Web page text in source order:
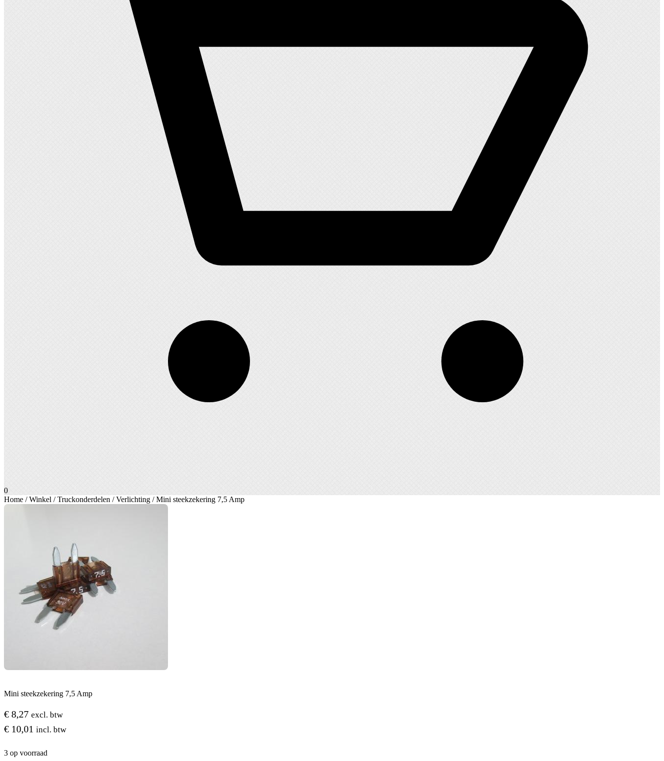
0
Home /Winkel /Truckonderdelen /Verlichting / Mini steekzekering 7,5 Amp
Mini steekzekering 7,5 Amp
€ 8,27 excl. btw
€ 10,01 incl. btw
3 op voorraad